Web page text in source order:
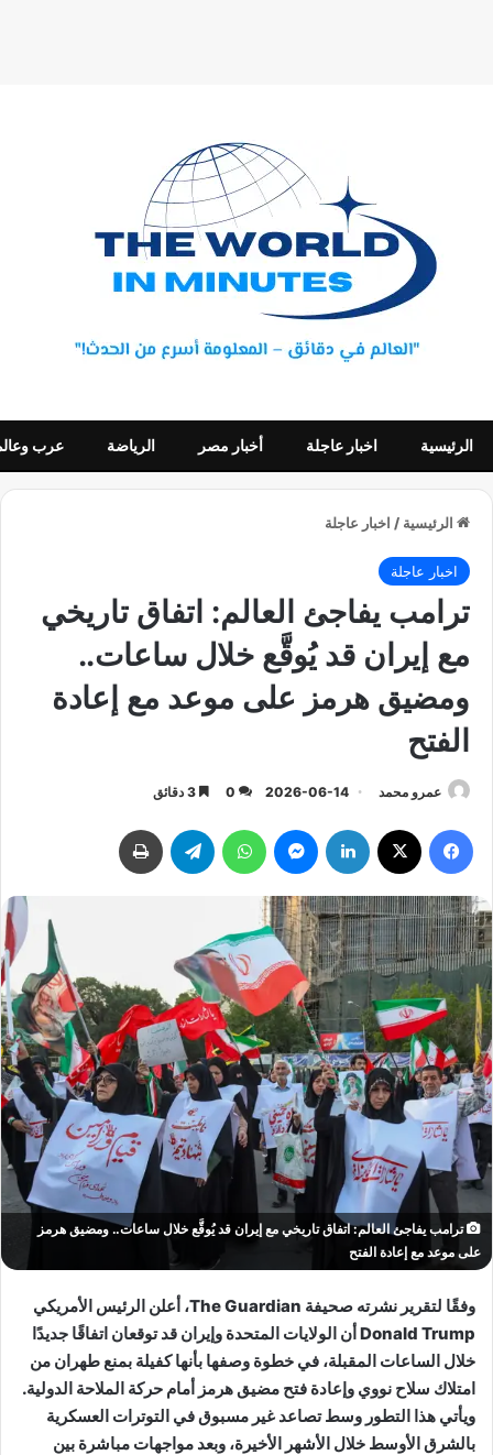
الرئيسية اخبار عاجلة أخبار مصر الرياضة عرب
الرئيسية / اخبار عاجلة
اخبار عاجلة
ترامب يفاجئ العالم: اتفاق تاريخي
مع إيران قد يُوقَّع خلال ساعات..
ومضيق هرمز على موعد مع إعادة
الفتح
عمرو محمد 2026-06-14
0
ترامب يفاجئ العالم: اتفاق تاريخي مع إيران قد يُوقَّع خلال ساعات.. ومضيق هرمز
على موعد مع إعادة الفتح
وفقًا لتقرير نشرته صحيفة The Guardian، أعلن الرئيس الأمريكي
Donald Trumpأن الولايات المتحدة وإيران قد توقعان اتفاقًا جديدًا
خلال الساعات المقبلة، في خطوة وصفها بأنها كفيلة بمنع طهران من
امتلاك سلاح نووي وإعادة فتح مضيق هرمز أمام حركة الملاحة الدولية.
ويأتي هذا التطور وسط تصاعد غير مسبوق في التوترات العسكرية
بالشرق الأوسط خلال الأشهر الأخيرة، وبعد مواجهات مباشرة بين